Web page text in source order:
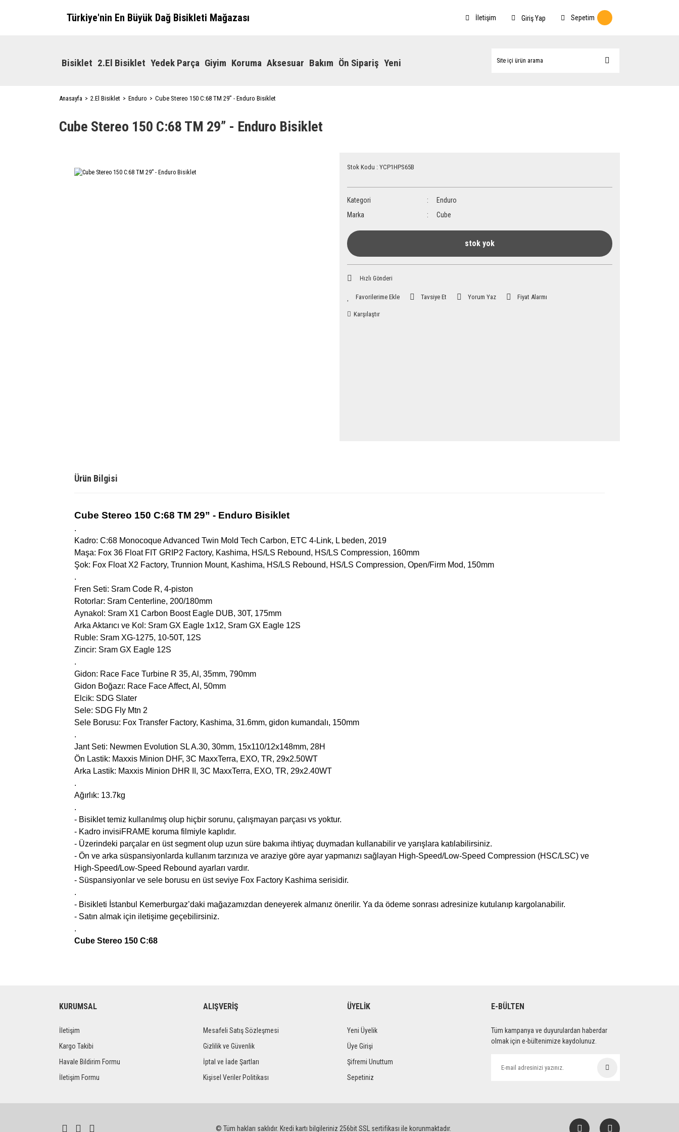
Türkiye'nin En Büyük Dağ Bisikleti Mağazası İletişim Giriş Yap Sepetim
Bisiklet 2.El Bisiklet Yedek Parça Giyim Koruma Aksesuar Bakım Ön Sipariş Yeni
Anasayfa 2.El Bisiklet Enduro Cube Stereo 150 C:68 TM 29” - Enduro Bisiklet
Cube Stereo 150 C:68 TM 29” - Enduro Bisiklet
Stok Kodu : YCP1HPS65B
Kategori
Enduro
Marka
Cube
stok yok
Hızlı Gönderi
Tavsiye Et Yorum Yaz Fiyat Alarmı
Karşılaştır
Ürün Bilgisi
Cube Stereo 150 C:68 TM 29” - Enduro Bisiklet
.
Kadro: C:68 Monocoque Advanced Twin Mold Tech Carbon, ETC 4-Link, L beden, 2019
Maşa: Fox 36 Float FIT GRIP2 Factory, Kashima, HS/LS Rebound, HS/LS Compression, 160mm
Şok: Fox Float X2 Factory, Trunnion Mount, Kashima, HS/LS Rebound, HS/LS Compression, Open/Firm Mod, 150mm
.
Fren Seti: Sram Code R, 4-piston
Rotorlar: Sram Centerline, 200/180mm
Aynakol: Sram X1 Carbon Boost Eagle DUB, 30T, 175mm
Arka Aktarıcı ve Kol: Sram GX Eagle 1x12, Sram GX Eagle 12S
Ruble: Sram XG-1275, 10-50T, 12S
Zincir: Sram GX Eagle 12S
.
Gidon: Race Face Turbine R 35, Al, 35mm, 790mm
Gidon Boğazı: Race Face Affect, Al, 50mm
Elcik: SDG Slater
Sele: SDG Fly Mtn 2
Sele Borusu: Fox Transfer Factory, Kashima, 31.6mm, gidon kumandalı, 150mm
.
Jant Seti: Newmen Evolution SL A.30, 30mm, 15x110/12x148mm, 28H
Ön Lastik: Maxxis Minion DHF, 3C MaxxTerra, EXO, TR, 29x2.50WT
Arka Lastik: Maxxis Minion DHR II, 3C MaxxTerra, EXO, TR, 29x2.40WT
.
Ağırlık: 13.7kg
.
- Bisiklet temiz kullanılmış olup hiçbir sorunu, çalışmayan parçası vs yoktur.
- Kadro invisiFRAME koruma filmiyle kaplıdır.
- Üzerindeki parçalar en üst segment olup uzun süre bakıma ihtiyaç duymadan kullanabilir ve yarışlara katılabilirsiniz.
- Ön ve arka süspansiyonlarda kullanım tarzınıza ve araziye göre ayar yapmanızı sağlayan High-Speed/Low-Speed Compression (HSC/LSC) ve
High-Speed/Low-Speed Rebound ayarları vardır.
- Süspansiyonlar ve sele borusu en üst seviye Fox Factory Kashima serisidir.
.
- Bisikleti İstanbul Kemerburgaz’daki mağazamızdan deneyerek almanız önerilir. Ya da ödeme sonrası adresinize kutulanıp kargolanabilir.
- Satın almak için iletişime geçebilirsiniz.
.
Cube Stereo 150 C:68
KURUMSAL
İletişim
Kargo Takibi
Havale Bildirim Formu
İletişim Formu
ALIŞVERİŞ
Mesafeli Satış Sözleşmesi
Gizlilik ve Güvenlik
İptal ve İade Şartları
Kişisel Veriler Politikası
ÜYELİK
Yeni Üyelik
Üye Girişi
Şifremi Unuttum
Sepetiniz
E-BÜLTEN
Tüm kampanya ve duyurulardan haberdar
olmak için e-bültenimize kaydolunuz.
© Tüm hakları saklıdır. Kredi kartı bilgileriniz 256bit SSL sertifikası ile korunmaktadır.